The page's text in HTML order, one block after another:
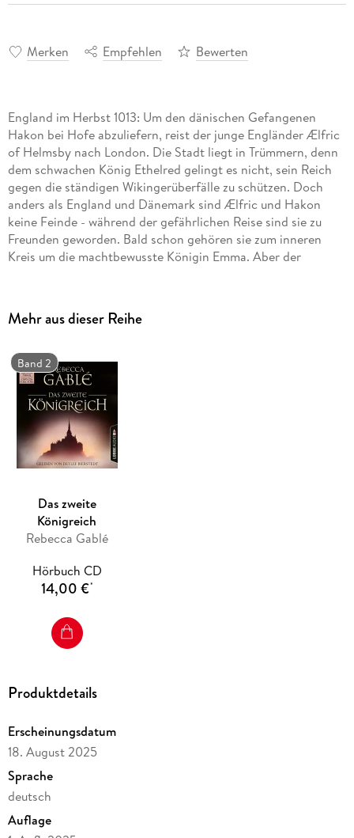
Merken Empfehlen Bewerten
England im Herbst 1013: Um den dänischen Gefangenen
Hakon bei Hofe abzuliefern, reist der junge Engländer Ælfric
of Helmsby nach London. Die Stadt liegt in Trümmern, denn
dem schwachen König Ethelred gelingt es nicht, sein Reich
gegen die ständigen Wikingerüberfälle zu schützen. Doch
anders als England und Dänemark sind Ælfric und Hakon
keine Feinde - während der gefährlichen Reise sind sie zu
Freunden geworden. Bald schon gehören sie zum inneren
Kreis um die machtbewusste Königin Emma. Aber der
Feind vor den Toren . . . CD Standard Audio Format. Lesung.
Gekürzte Ausgabe
Mehr aus dieser Reihe
Band 2
Das zweite
Königreich
Rebecca Gablé
Hörbuch CD
14,00 €*
Produktdetails
Erscheinungsdatum
18. August 2025
Sprache
deutsch
Auflage